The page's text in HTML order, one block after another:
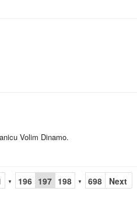
Volim Dinamo.
▼ 196 197 198 ▼ 698 Next